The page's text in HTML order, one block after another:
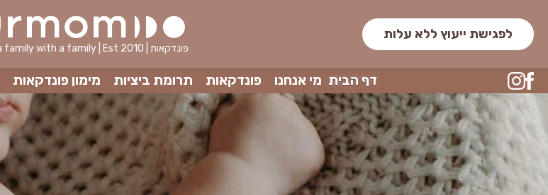
לפגישת ייעוץ ללא עלות
Creating a family with a family | Est 2010 | פונדקאות
דף הבית מי אנחנו פונדקאות תרומת ביציות מימון פונדקאות